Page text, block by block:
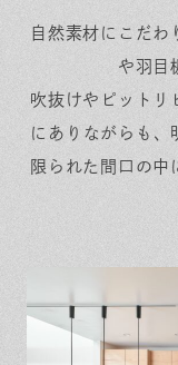
自然素材にこだわ
や羽目
吹抜けやピットリ
にありながらも、
限られた間口の中